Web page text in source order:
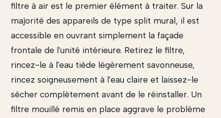
filtre à air est le premier élément à traiter. Sur la
majorité des appareils de type split mural, il est
accessible en ouvrant simplement la façade
frontale de l'unité intérieure. Retirez le filtre,
rincez-le à l'eau tiède légèrement savonneuse,
rincez soigneusement à l'eau claire et laissez-le
sécher complètement avant de le réinstaller. Un
filtre mouillé remis en place aggrave le problème